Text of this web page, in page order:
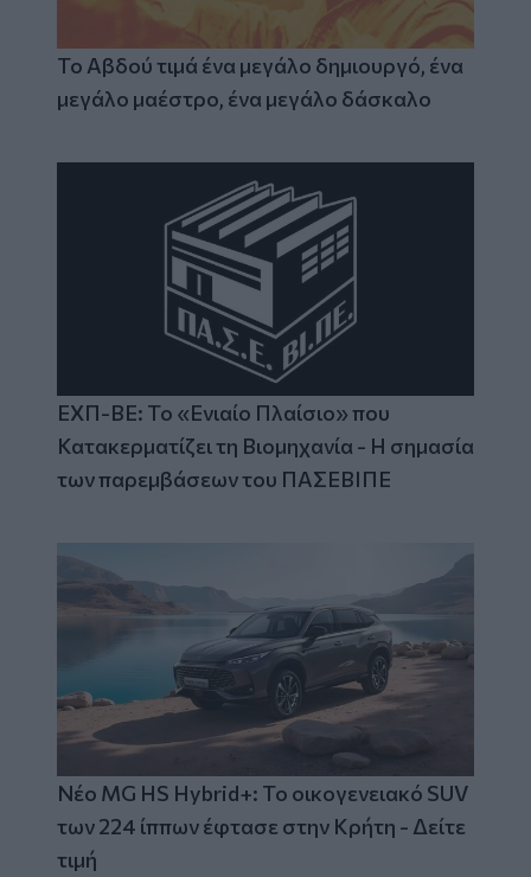
Το Αβδού τιμά ένα μεγάλο δημιουργό, ένα
μεγάλο μαέστρο, ένα μεγάλο δάσκαλο
ΕΧΠ-ΒΕ: Το «Ενιαίο Πλαίσιο» που
Κατακερματίζει τη Βιομηχανία - Η σημασία
των παρεμβάσεων του ΠΑΣΕΒΙΠΕ
Νέο MG HS Hybrid+: Το οικογενειακό SUV
των 224 ίππων έφτασε στην Κρήτη - Δείτε
τιμή